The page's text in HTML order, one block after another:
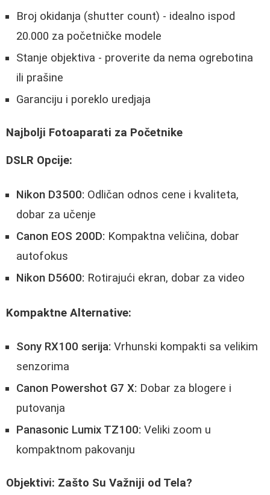
Broj okidanja (shutter count) - idealno ispod
20.000 za početničke modele
Stanje objektiva - proverite da nema ogrebotina
ili prašine
Garanciju i poreklo uredjaja
Najbolji Fotoaparati za Početnike
DSLR Opcije:
Nikon D3500: Odličan odnos cene i kvaliteta,
dobar za učenje
Canon EOS 200D: Kompaktna veličina, dobar
autofokus
Nikon D5600: Rotirajući ekran, dobar za video
Kompaktne Alternative:
Sony RX100 serija: Vrhunski kompakti sa velikim
senzorima
Canon Powershot G7 X: Dobar za blogere i
putovanja
Panasonic Lumix TZ100: Veliki zoom u
kompaktnom pakovanju
Objektivi: Zašto Su Važniji od Tela?